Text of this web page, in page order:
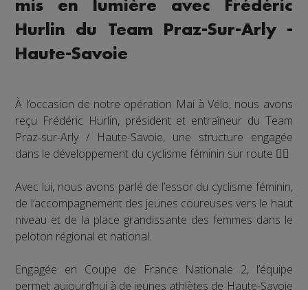
mis en lumière avec Frédéric
Hurlin du Team Praz-Sur-Arly -
Haute-Savoie
À l’occasion de notre opération Mai à Vélo, nous avons
reçu Frédéric Hurlin, président et entraîneur du Team
Praz-sur-Arly / Haute-Savoie, une structure engagée
dans le développement du cyclisme féminin sur route 🚴‍♀️
Avec lui, nous avons parlé de l’essor du cyclisme féminin,
de l’accompagnement des jeunes coureuses vers le haut
niveau et de la place grandissante des femmes dans le
peloton régional et national.
Engagée en Coupe de France Nationale 2, l’équipe
permet aujourd’hui à de jeunes athlètes de Haute-Savoie